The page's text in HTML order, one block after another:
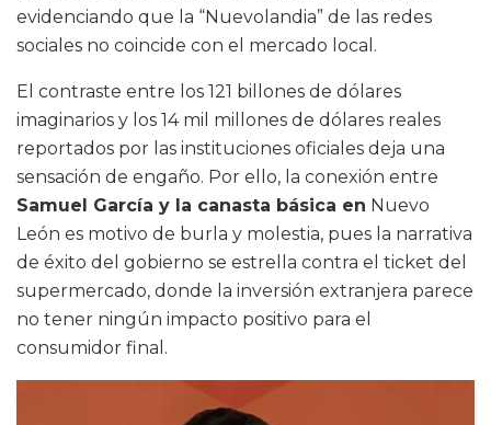
evidenciando que la “Nuevolandia” de las redes
sociales no coincide con el mercado local.
El contraste entre los 121 billones de dólares
imaginarios y los 14 mil millones de dólares reales
reportados por las instituciones oficiales deja una
sensación de engaño. Por ello, la conexión entre
Samuel García y la canasta básica en Nuevo
León es motivo de burla y molestia, pues la narrativa
de éxito del gobierno se estrella contra el ticket del
supermercado, donde la inversión extranjera parece
no tener ningún impacto positivo para el
consumidor final.